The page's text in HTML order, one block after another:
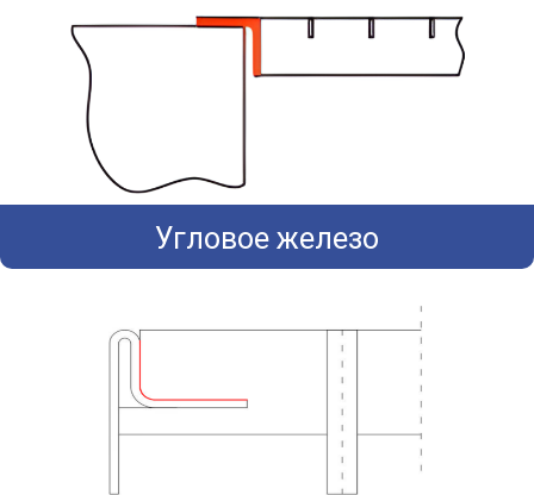
Угловое железо